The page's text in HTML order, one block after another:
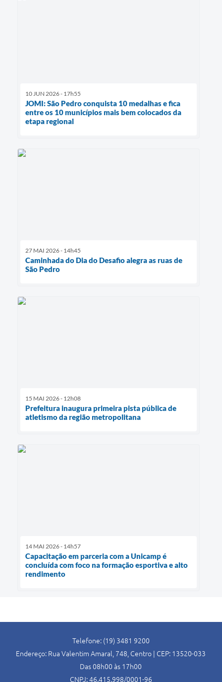
10 JUN 2026 - 17h55
JOMI: São Pedro conquista 10 medalhas e fica
entre os 10 municípios mais bem colocados da
etapa regional
27 MAI 2026 - 14h45
Caminhada do Dia do Desafio alegra as ruas de
São Pedro
15 MAI 2026 - 12h08
Prefeitura inaugura primeira pista pública de
atletismo da região metropolitana
14 MAI 2026 - 14h57
Capacitação em parceria com a Unicamp é
concluída com foco na formação esportiva e alto
rendimento
Telefone: (19) 3481 9200
Endereço: Rua Valentim Amaral, 748, Centro | CEP: 13520-033
Das 08h00 às 17h00
CNPJ: 46.415.998/0001-96